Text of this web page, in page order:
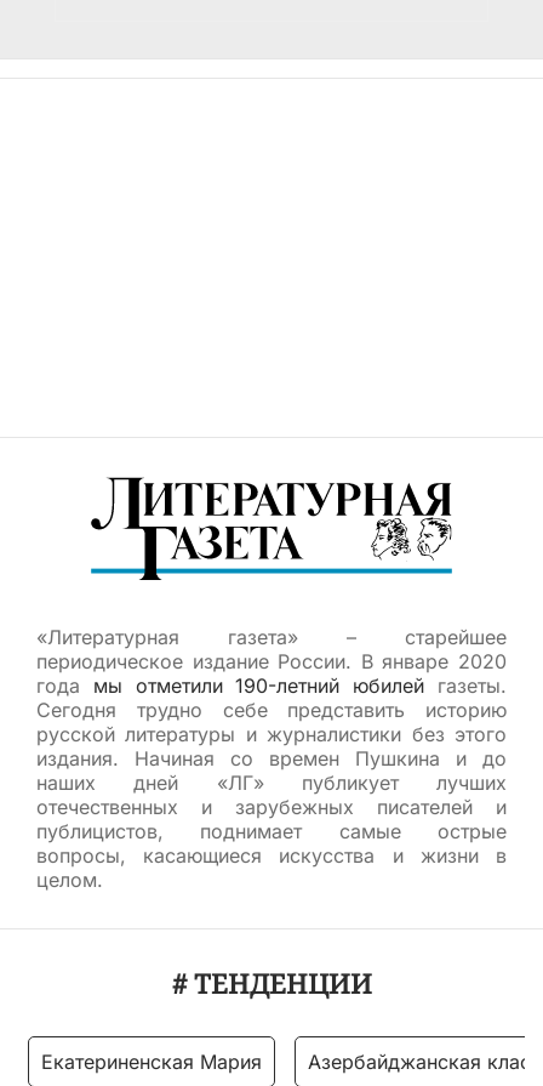
«Литературная газета» – старейшее
периодическое издание России. В январе 2020
года мы отметили 190-летний юбилей газеты.
Сегодня трудно себе представить историю
русской литературы и журналистики без этого
издания. Начиная со времен Пушкина и до
наших дней «ЛГ» публикует лучших
отечественных и зарубежных писателей и
публицистов, поднимает самые острые
вопросы, касающиеся искусства и жизни в
целом.
# ТЕНДЕНЦИИ
Екатериненская Мария Азербайджанская